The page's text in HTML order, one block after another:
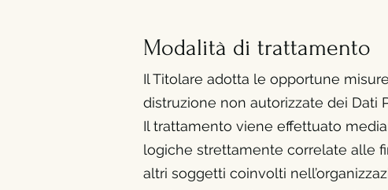
Modalità di trattamento
Il Titolare adotta le opportune
distruzione non autorizzate dei Dati
Il trattamento viene effettuato
logiche strettamente correlate alle
altri soggetti coinvolti